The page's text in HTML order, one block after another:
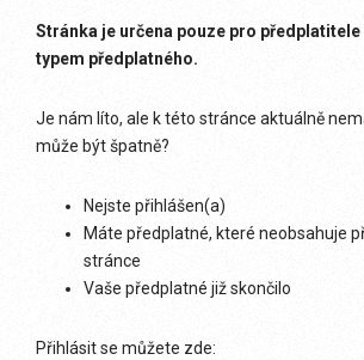
Stránka je určena pouze pro
typem předplatného.
Je nám líto, ale k této stránce aktuálně
může být špatně?
Nejste přihlášen(a)
Máte předplatné, které neobsahuje
stránce
Vaše předplatné již skončilo
Přihlásit se můžete zde: